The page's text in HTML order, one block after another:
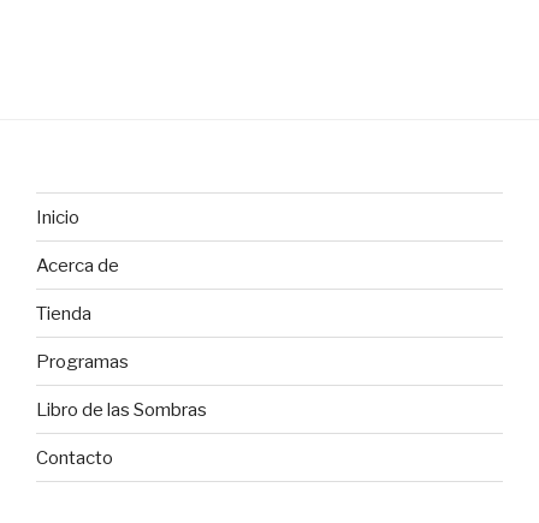
Inicio
Acerca de
Tienda
Programas
Libro de las Sombras
Contacto